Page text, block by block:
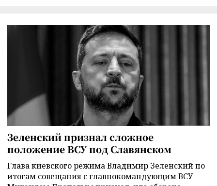
Зеленский признал сложное
положение ВСУ под Славянском
Глава киевского режима Владимир Зеленский по
итогам совещания с главнокомандующим ВСУ